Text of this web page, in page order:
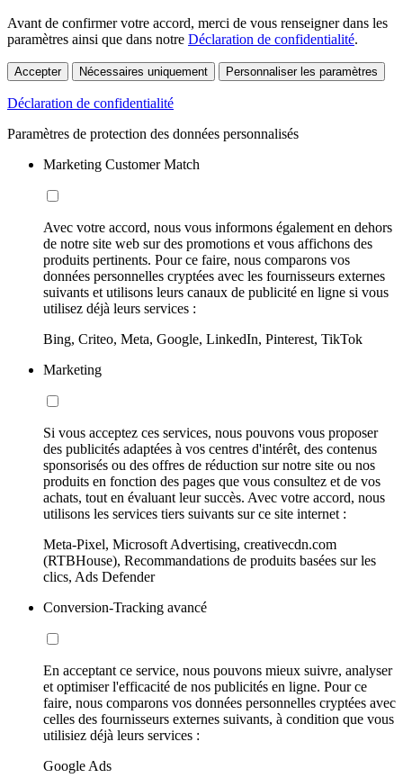
Avant de confirmer votre accord, merci de vous renseigner dans les
paramètres ainsi que dans notre Déclaration de confidentialité.
Accepter Nécessaires uniquement Personnaliser les paramètres
Déclaration de confidentialité
Paramètres de protection des données personnalisés
Marketing Customer Match
Avec votre accord, nous vous informons également en dehors
de notre site web sur des promotions et vous affichons des
produits pertinents. Pour ce faire, nous comparons vos
données personnelles cryptées avec les fournisseurs externes
suivants et utilisons leurs canaux de publicité en ligne si vous
utilisez déjà leurs services :
Bing, Criteo, Meta, Google, LinkedIn, Pinterest, TikTok
Marketing
Si vous acceptez ces services, nous pouvons vous proposer
des publicités adaptées à vos centres d'intérêt, des contenus
sponsorisés ou des offres de réduction sur notre site ou nos
produits en fonction des pages que vous consultez et de vos
achats, tout en évaluant leur succès. Avec votre accord, nous
utilisons les services tiers suivants sur ce site internet :
Meta-Pixel, Microsoft Advertising, creativecdn.com
(RTBHouse), Recommandations de produits basées sur les
clics, Ads Defender
Conversion-Tracking avancé
En acceptant ce service, nous pouvons mieux suivre, analyser
et optimiser l'efficacité de nos publicités en ligne. Pour ce
faire, nous comparons vos données personnelles cryptées avec
celles des fournisseurs externes suivants, à condition que vous
utilisiez déjà leurs services :
Google Ads